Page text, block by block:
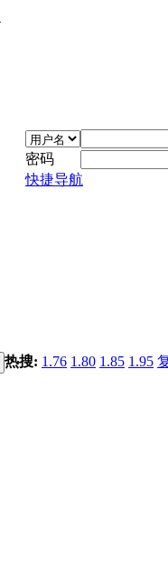
密码
快捷导航
热搜: 1.76 1.80 1.85 1.95